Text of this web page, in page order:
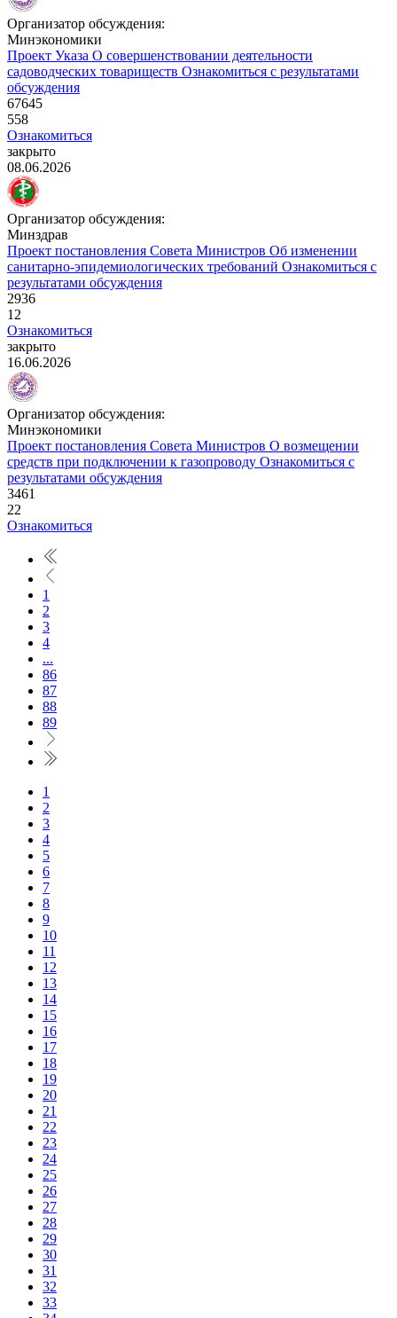
Организатор обсуждения:
Минэкономики
Проект Указа О совершенствовании деятельности
садоводческих товариществ Ознакомиться с результатами
обсуждения
67645
558
Ознакомиться
закрыто
08.06.2026
Организатор обсуждения:
Минздрав
Проект постановления Совета Министров Об изменении
санитарно-эпидемиологических требований Ознакомиться с
результатами обсуждения
2936
12
Ознакомиться
закрыто
16.06.2026
Организатор обсуждения:
Минэкономики
Проект постановления Совета Министров О возмещении
средств при подключении к газопроводу Ознакомиться с
результатами обсуждения
3461
22
Ознакомиться
1
2
3
4
...
86
87
88
89
1
2
3
4
5
6
7
8
9
10
11
12
13
14
15
16
17
18
19
20
21
22
23
24
25
26
27
28
29
30
31
32
33